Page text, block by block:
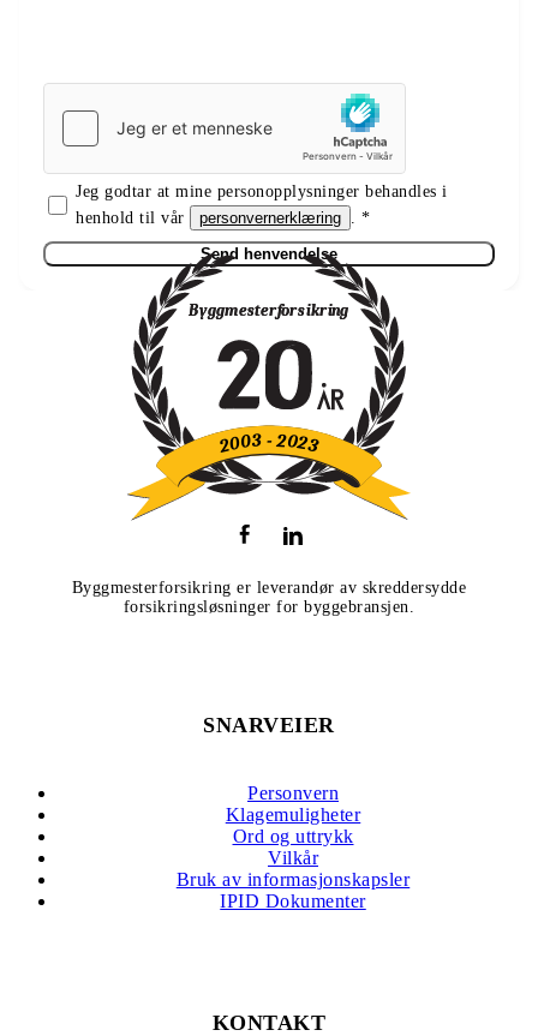
Jeg godtar at mine personopplysninger behandles i
henhold til vår
personvernerklæring
. *
Send henvendelse
Byggmesterforsikring er leverandør av skreddersydde
forsikringsløsninger for byggebransjen.
SNARVEIER
Personvern
Klagemuligheter
Ord og uttrykk
Vilkår
Bruk av informasjonskapsler
IPID Dokumenter
KONTAKT